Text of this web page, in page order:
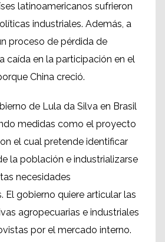
latinoamericanos sufrieron
industriales. Además, a
proceso de pérdida de
caída en la participación en el
China creció.
de Lula da Silva en Brasil
medidas como el proyecto
el cual pretende identificar
la población e industrializarse
necesidades
El gobierno quiere articular las
agropecuarias e industriales
por el mercado interno.